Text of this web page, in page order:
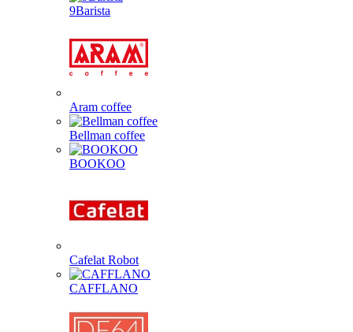
9Barista
Aram coffee
Bellman coffee
BOOKOO
Cafelat Robot
CAFFLANO